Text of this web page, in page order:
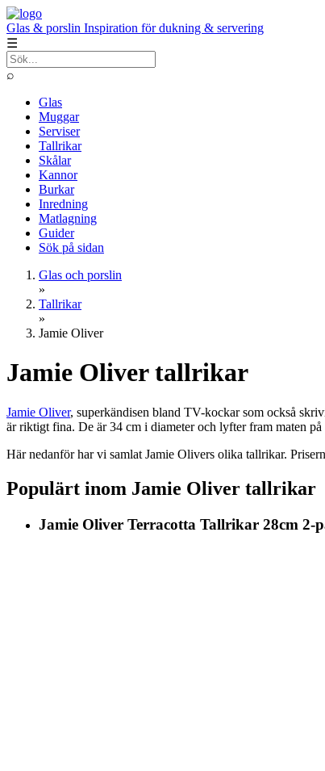
Glas & porslin Inspiration för dukning & servering
☰
⌕
Glas
Muggar
Serviser
Tallrikar
Skålar
Kannor
Burkar
Inredning
Matlagning
Guider
Sök på sidan
Glas och porslin
»
Tallrikar
»
Jamie Oliver
Jamie Oliver tallrikar
Jamie Oliver, superkändisen bland TV-kockar som också
är riktigt fina. De är 34 cm i diameter och lyfter fram maten på
Här nedanför har vi samlat Jamie Olivers olika tallrikar.
Populärt inom Jamie Oliver tallrikar
Jamie Oliver Terracotta Tallrikar 28cm 2-